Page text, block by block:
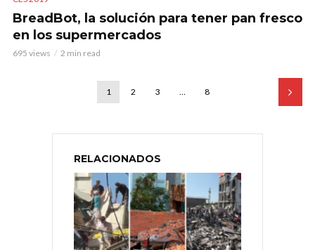
BreadBot, la solución para tener pan fresco
en los supermercados
695 views 2 min read
1 2 3 … 8
RELACIONADOS